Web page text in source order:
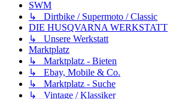
SWM
↳ Dirtbike / Supermoto / Classic
DIE HUSQVARNA WERKSTATT
↳ Unsere Werkstatt
Marktplatz
↳ Marktplatz - Bieten
↳ Ebay, Mobile & Co.
↳ Marktplatz - Suche
↳ Vintage / Klassiker